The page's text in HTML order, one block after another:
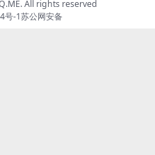
All rights reserved
号-1苏公网安备